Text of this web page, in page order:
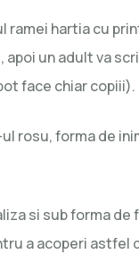
ramei hartia cu
un adult va
face chiar copiii).
rosu, forma de
si sub forma de
a acoperi astfel